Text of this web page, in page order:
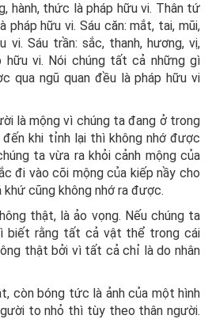
hành, thức là pháp hữu vi. Thân tứ
pháp hữu vi. Sáu căn: mắt, tai, mũi,
vi. Sáu trần: sắc, thanh, hương, vị,
hữu vi. Nói chúng tất cả những gì
qua ngũ quan đều là pháp hữu vi
là mộng vì chúng ta đang ở trong
đến khi tỉnh lại thì không nhớ được
ta vừa ra khỏi cảnh mộng của
đi vào cõi mộng của kiếp nầy cho
cũng không nhớ ra được.
thật, là ảo vọng. Nếu chúng ta
biết rằng tất cả vật thể trong cái
thật bởi vì tất cả chỉ là do nhân
còn bóng tức là ảnh của một hình
to nhỏ thì tùy theo thân người.